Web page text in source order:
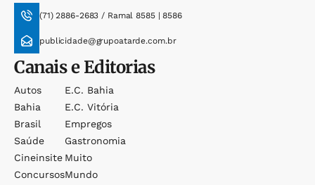
(71) 2886-2683 / Ramal 8585 | 8586
publicidade@grupoatarde.com.br
Canais e Editorias
Autos
Bahia
Brasil
Saúde
Cineinsite
Concursos
E.c. Bahia
E.c. Vitória
Empregos
Gastronomia
Muito
Mundo